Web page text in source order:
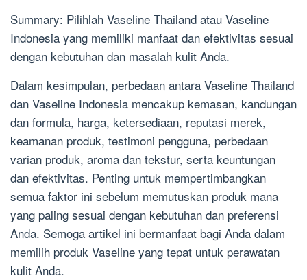
Summary: Pilihlah Vaseline Thailand atau Vaseline
Indonesia yang memiliki manfaat dan efektivitas sesuai
dengan kebutuhan dan masalah kulit Anda.
Dalam kesimpulan, perbedaan antara Vaseline Thailand
dan Vaseline Indonesia mencakup kemasan, kandungan
dan formula, harga, ketersediaan, reputasi merek,
keamanan produk, testimoni pengguna, perbedaan
varian produk, aroma dan tekstur, serta keuntungan
dan efektivitas. Penting untuk mempertimbangkan
semua faktor ini sebelum memutuskan produk mana
yang paling sesuai dengan kebutuhan dan preferensi
Anda. Semoga artikel ini bermanfaat bagi Anda dalam
memilih produk Vaseline yang tepat untuk perawatan
kulit Anda.